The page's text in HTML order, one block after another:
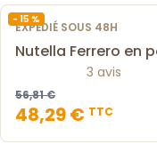
- 15 %
EXPÉDIÉ SOUS 48H
Nutella Ferrero en
3 avis
56,81 €
48,29 € TTC